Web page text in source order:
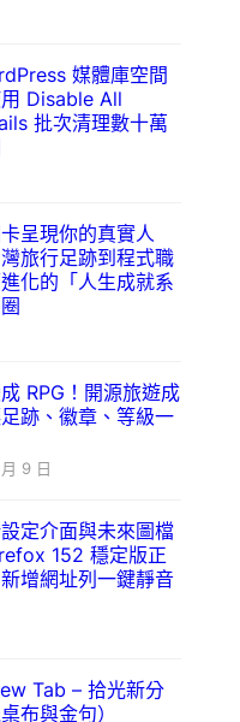
媒體庫空間
Disable All
批次清理數十萬
呈現你的真實人
旅行足跡到程式職
化的「人生成就系
RPG！開源旅遊成
跡、徽章、等級一
9 日
定介面與未來圖檔
152 穩定版正
增網址列一鍵靜音
Tab – 拾光新分
布與金句）